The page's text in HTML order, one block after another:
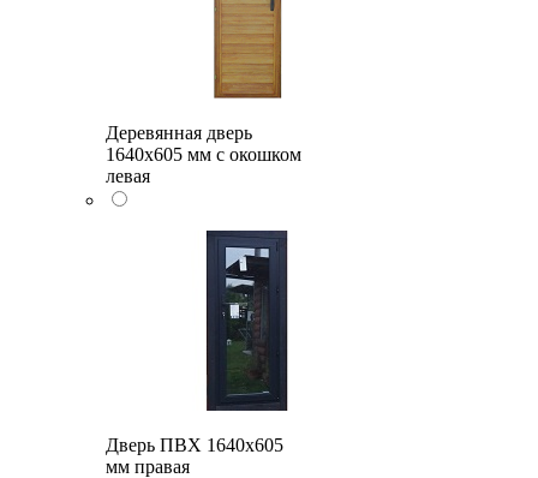
Деревянная дверь
1640x605 мм с окошком
левая
Дверь ПВХ 1640x605
мм правая